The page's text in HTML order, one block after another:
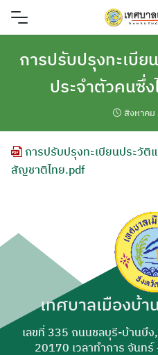
Skip
ค้นหา
การปรับปรุงทะเบีย
ประจำตัวคนซึ่
สิงหาค
การปรับปรุงทะเบียนประวัติ
สัญชาติไทย.pdf
เทศบาลเมืองบ้
เลขที่ 335 ถนนชลบุรี-บ้านบึ
20170 เวลาทำการ จันท